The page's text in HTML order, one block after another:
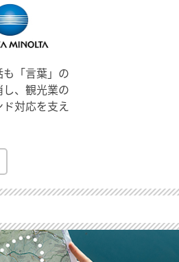
「言葉」の
、観光業の
対応を支え